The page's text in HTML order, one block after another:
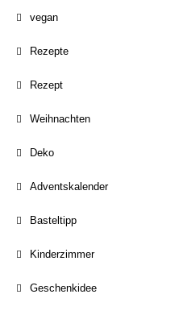
vegan
Rezepte
Rezept
Weihnachten
Deko
Adventskalender
Basteltipp
Kinderzimmer
Geschenkidee